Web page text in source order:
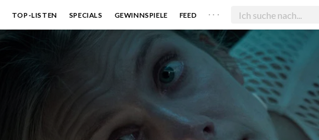
TOP-LISTEN SPECIALS GEWINNSPIELE FEED . . .